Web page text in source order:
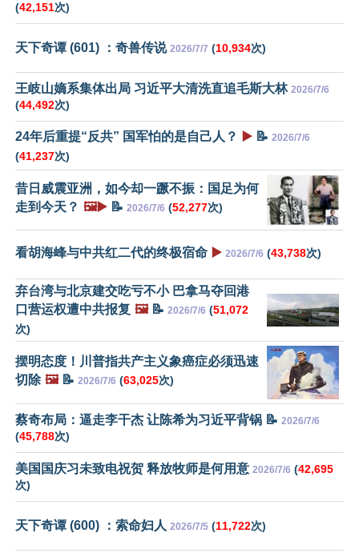
(42,151次)
天下奇谭 (601) ：奇兽传说 2026/7/7 (10,934次)
王岐山嫡系集体出局 习近平大清洗直追毛斯大林 2026/7/6
(44,492次)
24年后重提“反共” 国军怕的是自己人？ ▶️ 📝 2026/7/6
(41,237次)
昔日威震亚洲，如今却一蹶不振：国足为何
走到今天？ 🖼️▶️ 📝 2026/7/6 (52,277次)
看胡海峰与中共红二代的终极宿命 ▶️ 2026/7/6 (43,738次)
弃台湾与北京建交吃亏不小 巴拿马夺回港
口营运权遭中共报复 🖼️📝 2026/7/6 (51,072
次)
摆明态度！川普指共产主义象癌症必须迅速
切除 🖼️📝 2026/7/6 (63,025次)
蔡奇布局：逼走李干杰 让陈希为习近平背锅 📝 2026/7/6
(45,788次)
美国国庆习未致电祝贺 释放牧师是何用意 2026/7/6 (42,695
次)
天下奇谭 (600) ：索命妇人 2026/7/5 (11,722次)